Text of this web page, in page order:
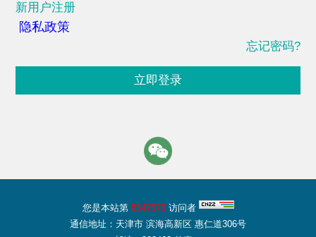
新用户注册
隐私政策
忘记密码?
立即登录
您是本站第 8547575访问者
通信地址：天津市 滨海高新区 惠仁道306号